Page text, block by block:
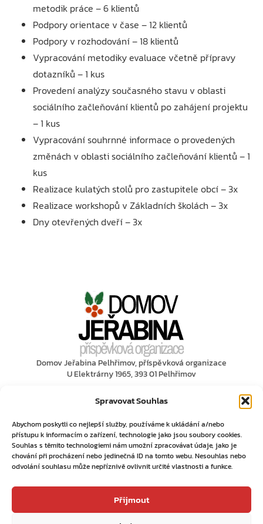
Spravovat Souhlas
Abychom poskytli co nejlepší služby, používáme k ukládání a/nebo
přístupu k informacím o zařízení, technologie jako jsou soubory cookies.
Souhlas s těmito technologiemi nám umožní zpracovávat údaje, jako je
chování při procházení nebo jedinečná ID na tomto webu. Nesouhlas nebo
odvolání souhlasu může nepříznivě ovlivnit určité vlastnosti a funkce.
Přijmout
metodik práce – 6 klientů
Podpory orientace v čase – 12 klientů
Podpory v rozhodování – 18 klientů
Vypracování metodiky evaluace včetně přípravy
dotazníků – 1 kus
Provedení analýzy současného stavu v oblasti
sociálního začleňování klientů po zahájení projektu
– 1 kus
Vypracování souhrnné informace o provedených
změnách v oblasti sociálního začleňování klientů – 1
kus
Realizace kulatých stolů pro zastupitele obcí – 3x
Realizace workshopů v Základních školách – 3x
Dny otevřených dveří – 3x
Domov Jeřabina Pelhřimov, příspěvková organizace
U Elektrárny 1965, 393 01 Pelhřimov
Sociální sítě
Náš Instagram
Náš Facebook
Informace
Prohlášení o přístupnosti
Bezpečná organizace
Povinné informace dle zákona č. 106/1999 Sb.